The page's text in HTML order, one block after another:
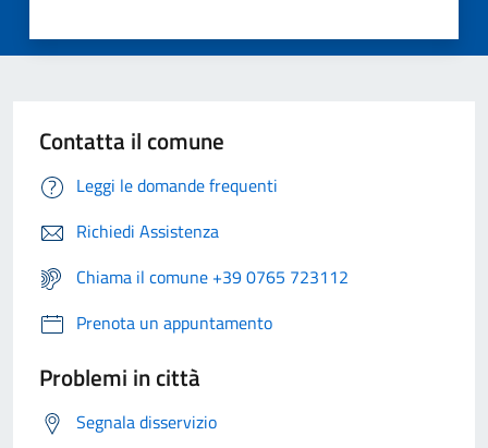
Contatta il comune
Leggi le domande frequenti
Richiedi Assistenza
Chiama il comune +39 0765 723112
Prenota un appuntamento
Problemi in città
Segnala disservizio